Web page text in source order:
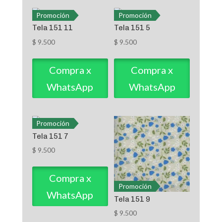
Promoción
Tela 151 11
$ 9.500
Compra x
WhatsApp
Promoción
Tela 151 5
$ 9.500
Compra x
WhatsApp
Promoción
Tela 151 7
$ 9.500
Compra x
WhatsApp
Promoción
Tela 151 9
$ 9.500